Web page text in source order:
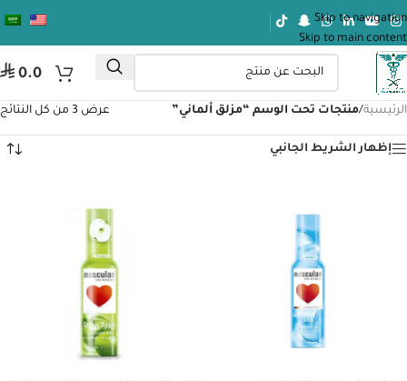
Skip to navigation
Skip to main content
⃁ 0.0
الرئيسية/منتجات تحت الوسم “مزلق ألماني” عرض ⁦3⁩ من كل النتائج
إظهار الشريط الجانبي